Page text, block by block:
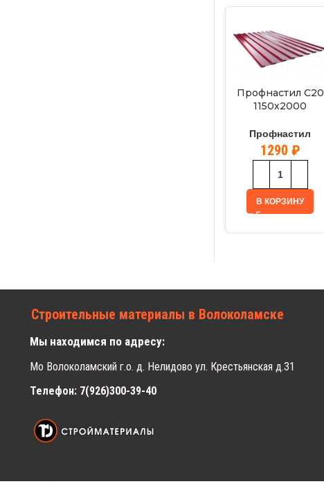
Профнастил С20
1150х2000
Профнастил
1290 ₽
В КОРЗИНУ
Строительные материалы в Волоколамске
Мы находимся по адресу:
Мо Волоколамский г.о. д. Нелидово ул. Крестьянская д.31
Телефон: 7(926)300-39-40